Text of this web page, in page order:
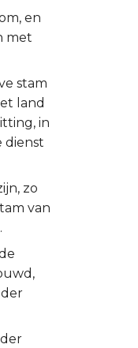
en
met
stam
land
in
dienst
zo
van